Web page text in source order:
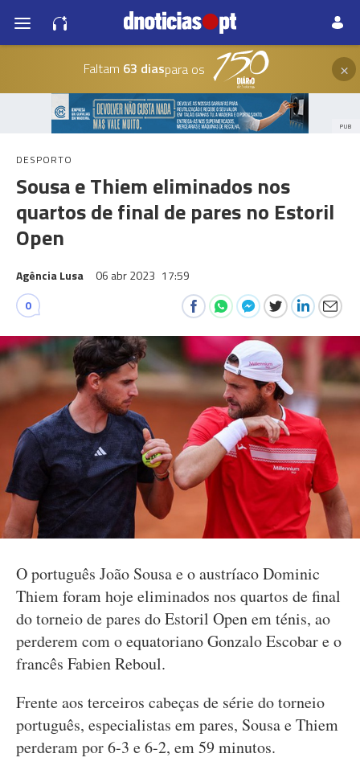
Faltam 63 diaspara os ×
PUB
DESPORTO
Sousa e Thiem eliminados nos
quartos de final de pares no Estoril
Open
Agência Lusa 06 abr 2023 17:59
0
O português João Sousa e o austríaco Dominic
Thiem foram hoje eliminados nos quartos de final
do torneio de pares do Estoril Open em ténis, ao
perderem com o equatoriano Gonzalo Escobar e o
francês Fabien Reboul.
Frente aos terceiros cabeças de série do torneio
português, especialistas em pares, Sousa e Thiem
perderam por 6-3 e 6-2, em 59 minutos.